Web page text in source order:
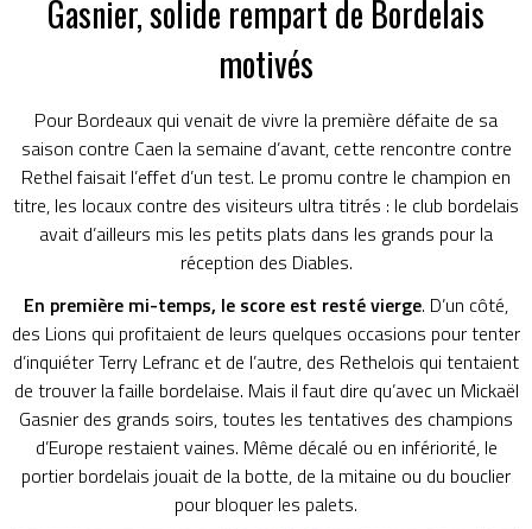
Gasnier, solide rempart de Bordelais
motivés
Pour Bordeaux qui venait de vivre la première défaite de sa
saison contre Caen la semaine d’avant, cette rencontre contre
Rethel faisait l’effet d’un test. Le promu contre le champion en
titre, les locaux contre des visiteurs ultra titrés : le club bordelais
avait d’ailleurs mis les petits plats dans les grands pour la
réception des Diables.
En première mi-temps, le score est resté vierge. D’un côté,
des Lions qui profitaient de leurs quelques occasions pour tenter
d’inquiéter Terry Lefranc et de l’autre, des Rethelois qui tentaient
de trouver la faille bordelaise. Mais il faut dire qu’avec un Mickaël
Gasnier des grands soirs, toutes les tentatives des champions
d’Europe restaient vaines. Même décalé ou en infériorité, le
portier bordelais jouait de la botte, de la mitaine ou du bouclier
pour bloquer les palets.